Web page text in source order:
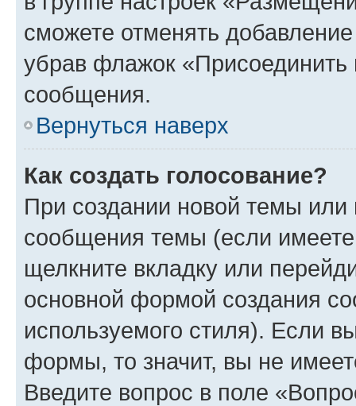
сможете отменять
убрав флажок
сообщения.
Вернуться наверх
Как создать голосование?
При создании новой темы или
сообщения темы (если
щелкните вкладку или
основной формой создания
используемого стиля). Если
формы, то значит, вы не
Введите вопрос в поле